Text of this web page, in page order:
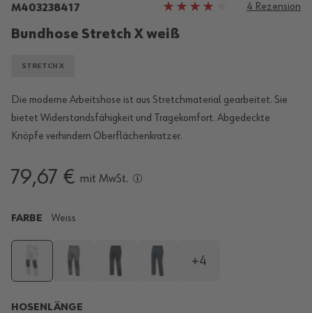
M403238417
Bewertung:
4 Rezension
Bundhose Stretch X weiß
STRETCH X
Die moderne Arbeitshose ist aus Stretchmaterial gearbeitet. Sie
bietet Widerstandsfähigkeit und Tragekomfort. Abgedeckte
Knöpfe verhindern Oberflächenkratzer.
79,67 € mit MwSt.
FARBE Weiss
+4
HOSENLÄNGE